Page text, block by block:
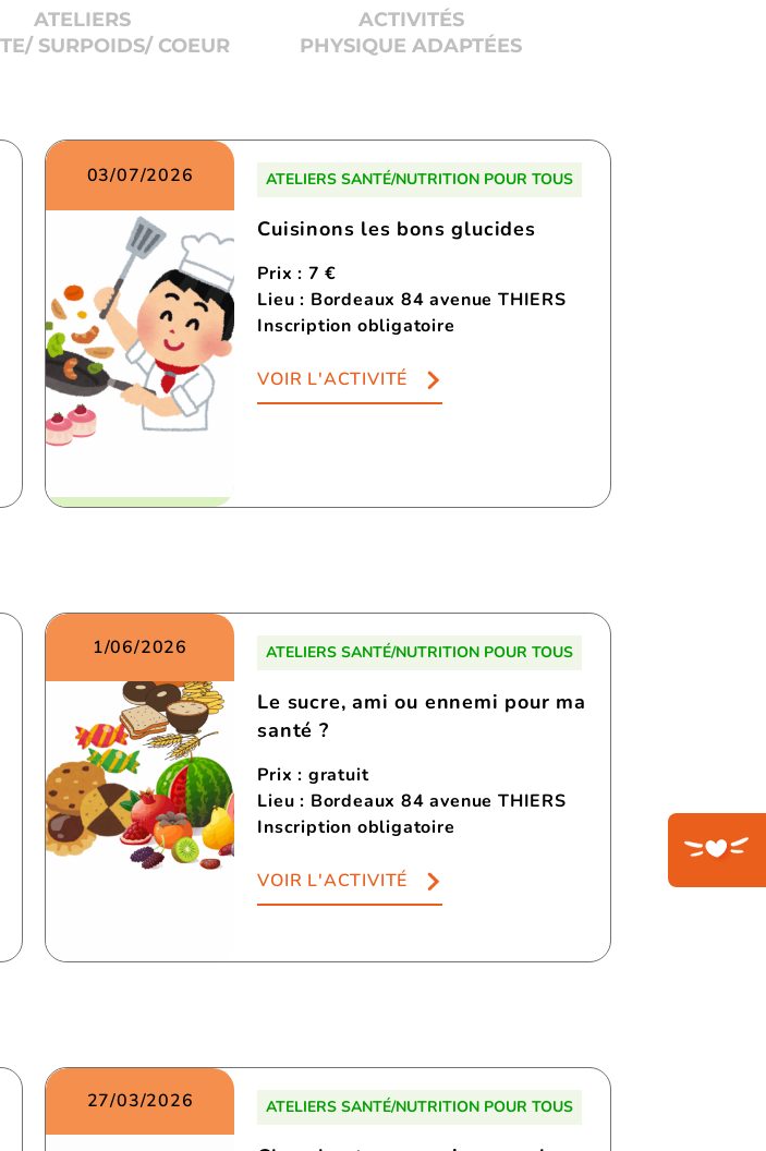
ATELIERS
SURPOIDS/ COEUR
ACTIVITÉS
PHYSIQUE ADAPTÉES
03/07/2026 ATELIERS SANTÉ/NUTRITION POUR TOUS
Cuisinons les bons glucides
Prix : 7 €
Lieu : Bordeaux 84 avenue THIERS
Inscription obligatoire
VOIR L'ACTIVITÉ
1/06/2026 ATELIERS SANTÉ/NUTRITION POUR TOUS
Le sucre, ami ou ennemi pour ma
santé ?
Prix : gratuit
Lieu : Bordeaux 84 avenue THIERS
Inscription obligatoire
VOIR L'ACTIVITÉ
27/03/2026 ATELIERS SANTÉ/NUTRITION POUR TOUS